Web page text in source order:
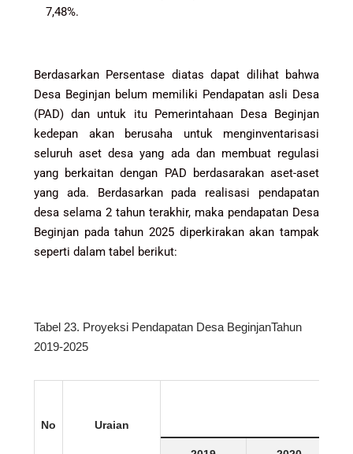
7,48%.
Berdasarkan Persentase diatas dapat dilihat bahwa
Desa Beginjan belum memiliki Pendapatan asli Desa
(PAD) dan untuk itu Pemerintahaan Desa Beginjan
kedepan akan berusaha untuk menginventarisasi
seluruh aset desa yang ada dan membuat regulasi
yang berkaitan dengan PAD berdasarakan aset-aset
yang ada. Berdasarkan pada realisasi pendapatan
desa selama 2 tahun terakhir, maka pendapatan Desa
Beginjan pada tahun 2025 diperkirakan akan tampak
seperti dalam tabel berikut:
Tabel 23. Proyeksi Pendapatan Desa BeginjanTahun
2019-2025
No Uraian